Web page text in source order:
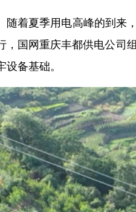
随着夏季用电高峰的到来
，国网重庆丰都供电公司
设备基础。